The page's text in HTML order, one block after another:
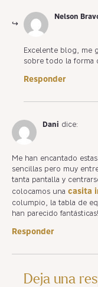
Nelson
Excelente blog, me
sobre todo la forma
Responder
Dani dice:
Me han encantado
sencillas pero muy
tanta pantalla y
colocamos una casita
columpio, la tabla de
han parecido
Responder
Deja una